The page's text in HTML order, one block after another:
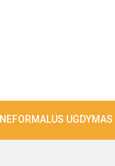
NEFORMALUS UGDYMAS